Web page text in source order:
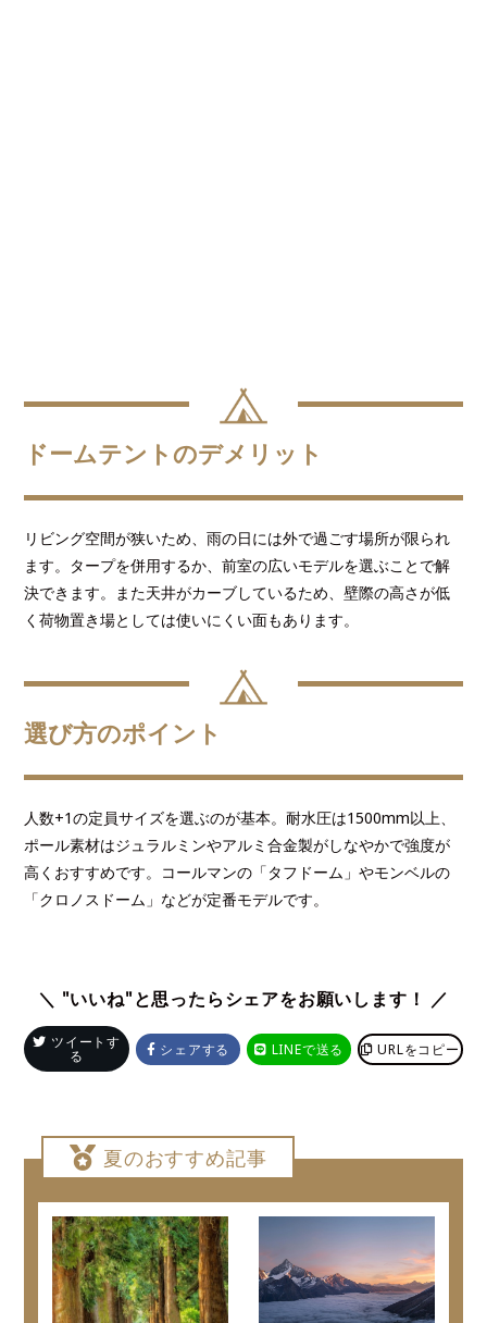
ドームテントのデメリット
リビング空間が狭いため、雨の日には外で過ごす場所が限られ
ます。タープを併用するか、前室の広いモデルを選ぶことで解
決できます。また天井がカーブしているため、壁際の高さが低
く荷物置き場としては使いにくい面もあります。
選び方のポイント
人数+1の定員サイズを選ぶのが基本。耐水圧は1500mm以上、
ポール素材はジュラルミンやアルミ合金製がしなやかで強度が
高くおすすめです。コールマンの「タフドーム」やモンベルの
「クロノスドーム」などが定番モデルです。
＼ "いいね"と思ったらシェアをお願いします！ ／
ツイートす
る シェアする LINEで送る URLをコピー
夏のおすすめ記事